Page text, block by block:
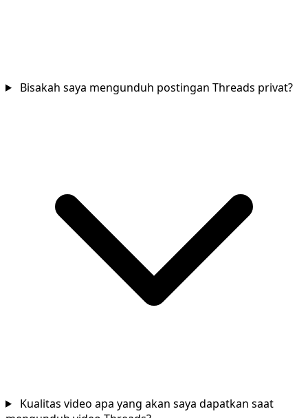
Bisakah saya mengunduh postingan Threads privat?
Kualitas video apa yang akan saya dapatkan saat